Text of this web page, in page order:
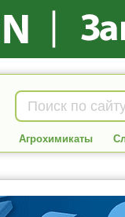
Агрохимикаты